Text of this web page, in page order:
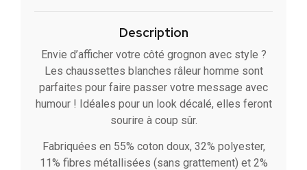
Description
Envie d’afficher votre côté grognon avec style ?
Les chaussettes blanches râleur homme sont
parfaites pour faire passer votre message avec
humour ! Idéales pour un look décalé, elles feront
sourire à coup sûr.
Fabriquées en 55% coton doux, 32% polyester,
11% fibres métallisées (sans grattement) et 2%